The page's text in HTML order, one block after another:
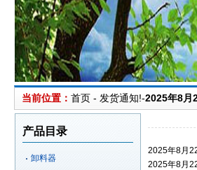
当前位置： 首页 - 发货通知!-2025年8月
产品目录
卸料器
2025年8月
2025年8月